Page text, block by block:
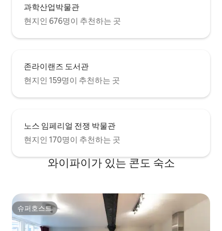
과학산업박물관
현지인 676명이 추천하는 곳
존라이랜즈 도서관
현지인 159명이 추천하는 곳
노스 임페리얼 전쟁 박물관
현지인 170명이 추천하는 곳
와이파이가 있는 콘도 숙소
슈퍼호스트
슈퍼호스트